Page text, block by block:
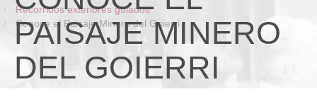
Recorridos exteriores guiados
Conoce el Paisaje Minero del Goierri
PAISAJE MINERO
DEL GOIERRI